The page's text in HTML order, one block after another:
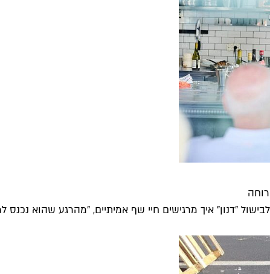
"דנון" איך מרגישים חיי שף אמיתיים, "מהרגע שהוא נכנס